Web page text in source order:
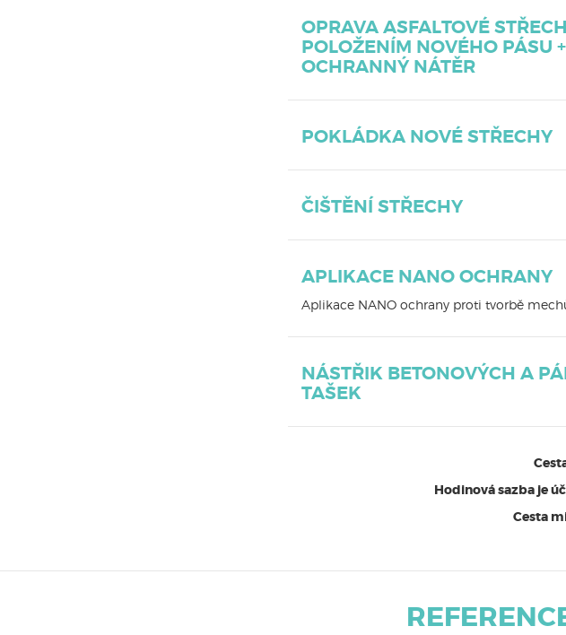
OPRAVA ASFALTOVÉ
POLOŽENÍM NOVÉHO PÁSU +
OCHRANNÝ NÁTĚR
POKLÁDKA NOVÉ STŘECHY
ČIŠTĚNÍ STŘECHY
APLIKACE NANO OCHRANY
Aplikace NANO ochrany proti tvorbě
NÁSTŘIK BETONOVÝCH A
TAŠEK
Hodinová sazba je
Cesta